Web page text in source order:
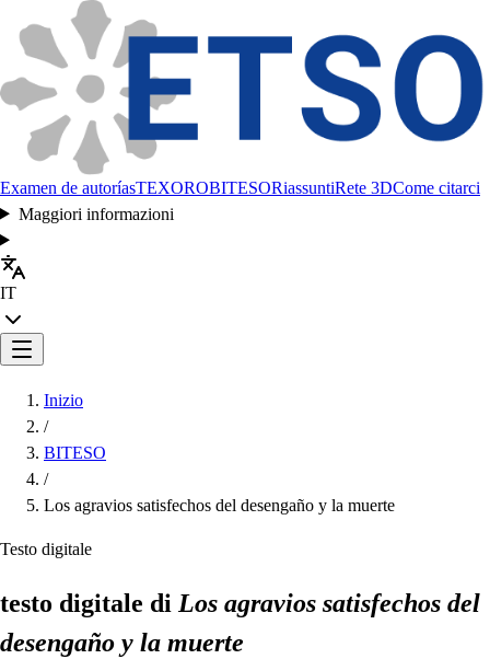
Examen de autoríasTEXOROBITESORiassuntiRete 3DCome citarci
Maggiori informazioni
IT
Inizio
/
BITESO
/
Los agravios satisfechos del desengaño y la muerte
Testo digitale
testo digitale di Los agravios satisfechos del
desengaño y la muerte